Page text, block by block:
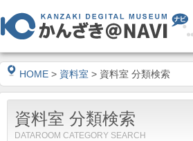
HOME > 資料室 > 資料室 分類検索
資料室 分類検索
DATAROOM CATEGORY SEARCH